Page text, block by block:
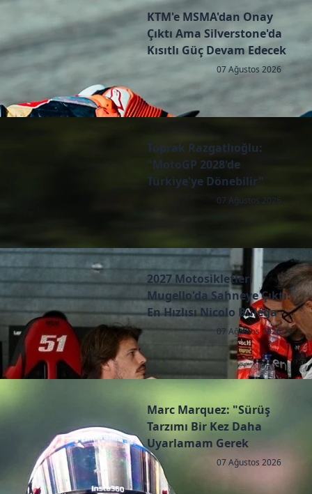
KTM'e MSMA'dan Onay
Çıktı Ama Silverstone'da
Kısıtlı Güç Devam Edecek
07 Ağustos 2026
Toprak Razgatlıoğlu:
"MotoGP 2028'de
Türkiye'ye Dönebilir"
07 Ağustos 2026
2027 Motosikletleri
Mugello'da Sahneye Çıktı:
En Hızlısı Nicolo Bulega
07 Ağustos 2026
Marc Marquez: "Sürüş
Tarzımı Bir Kez Daha
Uyarlamam Gerek
07 Ağustos 2026